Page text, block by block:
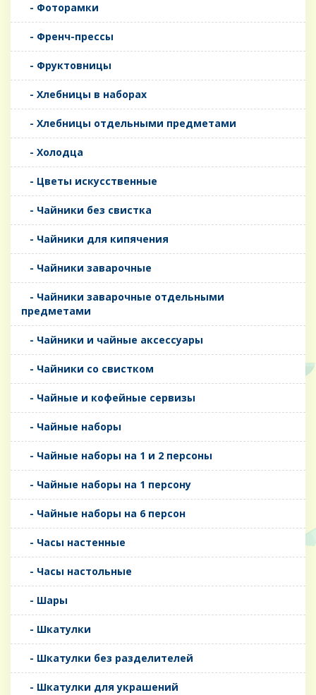
- Фоторамки
- Френч-прессы
- Фруктовницы
- Хлебницы в наборах
- Хлебницы отдельными предметами
- Холодца
- Цветы искусственные
- Чайники без свистка
- Чайники для кипячения
- Чайники заварочные
- Чайники заварочные отдельными
предметами
- Чайники и чайные аксессуары
- Чайники со свистком
- Чайные и кофейные сервизы
- Чайные наборы
- Чайные наборы на 1 и 2 персоны
- Чайные наборы на 1 персону
- Чайные наборы на 6 персон
- Часы настенные
- Часы настольные
- Шары
- Шкатулки
- Шкатулки без разделителей
- Шкатулки для украшений